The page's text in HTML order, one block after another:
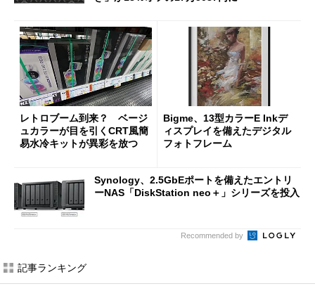
レトロブーム到来？ ベージ
ュカラーが目を引くCRT風簡
易水冷キットが異彩を放つ
Bigme、13型カラーE Inkデ
ィスプレイを備えたデジタル
フォトフレーム
Synology、2.5GbEポートを備えたエントリ
ーNAS「DiskStation neo＋」シリーズを投入
Recommended by
記事ランキング